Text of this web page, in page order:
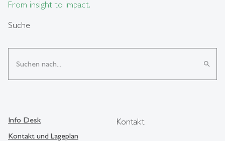
From insight to impact.
Suche
search
Info Desk
Kontakt und Lageplan
Kontakt